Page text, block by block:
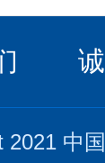
2021 中